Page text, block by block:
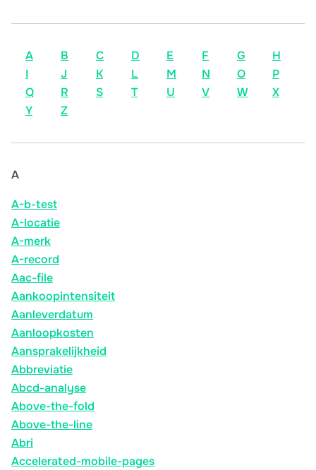
A B C D E F G
H
I
J K L M N O
P
Q
R S T U V W
X
Y
Z
A
A-b-test
A-locatie
A-merk
A-record
Aac-file
Aankoopintensiteit
Aanleverdatum
Aanloopkosten
Aansprakelijkheid
Abbreviatie
Abcd-analyse
Above-the-fold
Above-the-line
Abri
Accelerated-mobile-pages